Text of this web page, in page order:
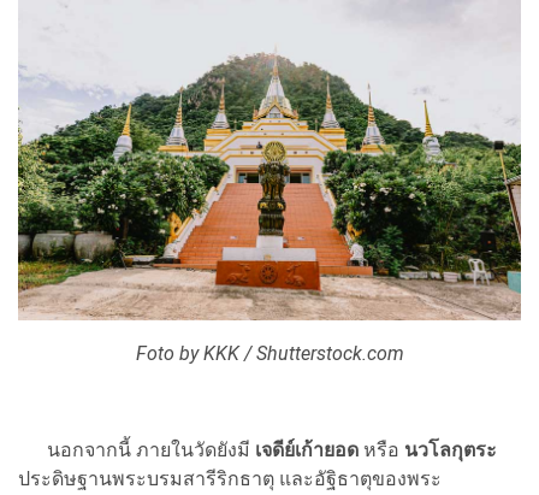
Foto by KKK / Shutterstock.com
นอกจากนี้ ภายในวัดยังมี เจดีย์เก้ายอด หรือ นวโลกุตระ
ประดิษฐานพระบรมสารีริกธาตุ และอัฐิธาตุของพระ